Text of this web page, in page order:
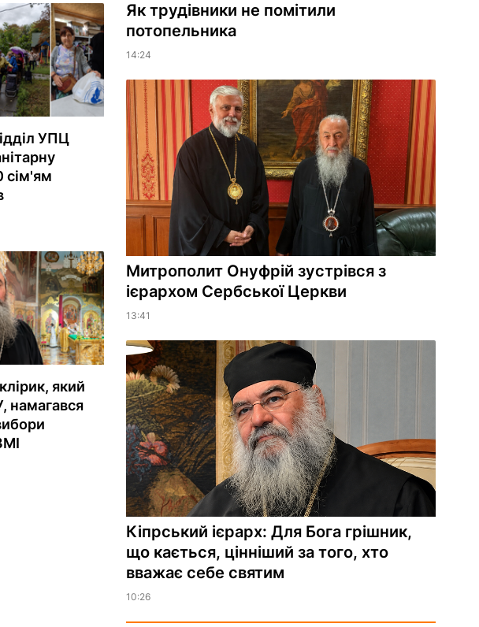
УПЦ
сім'ям
який
намагався
Як трудівники не помітили
потопельника
14:24
Митрополит Онуфрій зустрівся з
ієрархом Сербської Церкви
13:41
Кіпрський ієрарх: Для Бога грішник,
що кається, цінніший за того, хто
вважає себе святим
10:26